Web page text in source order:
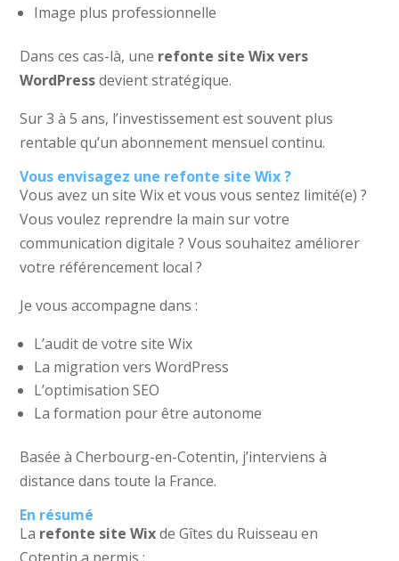
Image plus professionnelle
Dans ces cas-là, une refonte site Wix vers
WordPressdevient stratégique.
Sur 3 à 5 ans, l’investissement est souvent plus
rentable qu’un abonnement mensuel continu.
Vous envisagez une refonte site Wix ?
Vous avez un site Wix et vous vous sentez limité(e) ?
Vous voulez reprendre la main sur votre
communication digitale ? Vous souhaitez améliorer
votre référencement local ?
Je vous accompagne dans :
L’audit de votre site Wix
La migration vers WordPress
L’optimisation SEO
La formation pour être autonome
Basée à Cherbourg-en-Cotentin, j’interviens à
distance dans toute la France.
En résumé
La refonte site Wixde Gîtes du Ruisseau en